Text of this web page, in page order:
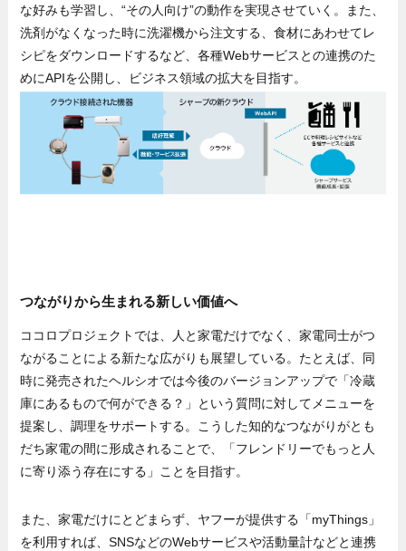
な好みも学習し、“その人向け”の動作を実現させていく。また、
洗剤がなくなった時に洗濯機から注文する、食材にあわせてレ
シピをダウンロードするなど、各種Webサービスとの連携のた
めにAPIを公開し、ビジネス領域の拡大を目指す。
つながりから生まれる新しい価値へ
ココロプロジェクトでは、人と家電だけでなく、家電同士がつ
ながることによる新たな広がりも展望している。たとえば、同
時に発売されたヘルシオでは今後のバージョンアップで「冷蔵
庫にあるもので何ができる？」という質問に対してメニューを
提案し、調理をサポートする。こうした知的なつながりがとも
だち家電の間に形成されることで、「フレンドリーでもっと人
に寄り添う存在にする」ことを目指す。
また、家電だけにとどまらず、ヤフーが提供する「myThings」
を利用すれば、SNSなどのWebサービスや活動量計などと連携